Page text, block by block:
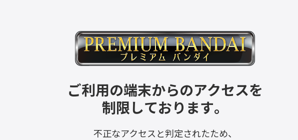
ご利用の端末からのアクセスを
制限しております。
不正なアクセスと判定されたため、